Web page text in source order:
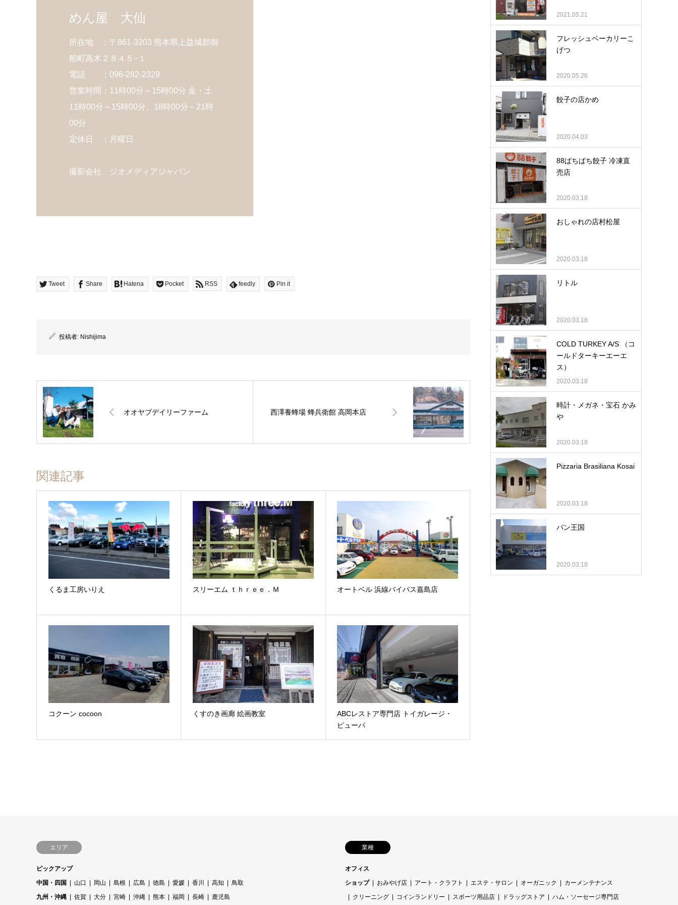
めん屋 大仙
所在地 ：〒861-3203 熊本県上益城郡御
船町高木２８４５−１
電話 ：096-282-2329
営業時間：11時00分～15時00分 金・土
11時00分～15時00分、18時00分～21時
00分
定休日 ：月曜日
撮影会社 ジオメディアジャパン
Tweet Share Hatena Pocket RSS feedly Pin it
投稿者: Nishijima
オオヤブデイリーファーム 西澤養蜂場 蜂兵衛館 高岡本店
関連記事
くるま工房いりえ スリーエム ｔｈｒｅｅ．Ｍ オートベル 浜線バイパス嘉島店
コクーン cocoon くすのき画廊 絵画教室
ABCレストア専門店 トイガレージ・
ピューパ
2021.05.21
フレッシュベーカリーこ
げつ
2020.05.26
餃子の店かめ
2020.04.03
88ぱちぱち餃子 冷凍直
売店
2020.03.18
おしゃれの店村松屋
2020.03.18
リトル
2020.03.18
COLD TURKEY A/S （コ
ールドターキーエーエ
ス）
2020.03.18
時計・メガネ・宝石 かみ
や
2020.03.18
Pizzaria Brasiliana Kosai
2020.03.18
パン王国
2020.03.18
エリア
ピックアップ
中国・四国
山口 岡山 島根 広島 徳島 愛媛 香川 高知
鳥取
九州・沖縄
佐賀 大分 宮崎 沖縄 熊本 福岡 長崎 鹿児島
業種
オフィス
ショップ
おみやげ店 アート・クラフト エステ・サロン オーガニック
カーメンテナンス
クリーニング
コインランドリー スポーツ用品店 ドラッグストア ハム・ソーセージ専門店